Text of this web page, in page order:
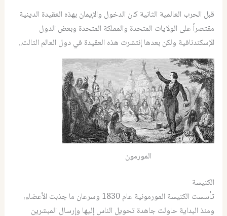
قبل الحرب العالمية الثانية كان الدخول والإيمان بهذه العقيدة الدينية
مقتصراً على الولايات المتحدة والمملكة المتحدة وبعض الدول
الإسكندنافية ولكن بعدها إنتشرت هذه العقيدة في دول العالم الثالث..
المورمون
الكنيسة
تأسست الكنيسة المورمونية عام 1830 وسرعان ما جذبت الأعضاء،
ومنذ البداية حاولت جاهدة تحويل الناس إليها وإرسال المبشرين